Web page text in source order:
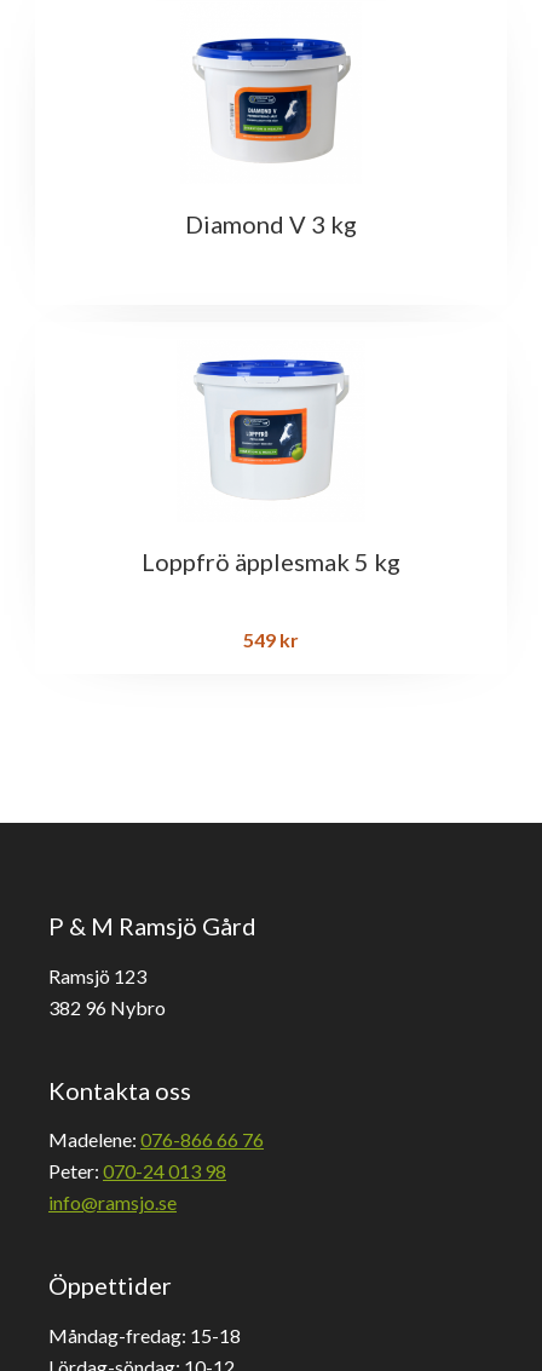
Diamond V 3 kg
Loppfrö äpplesmak 5 kg
549 kr
P & M Ramsjö Gård
Ramsjö 123
382 96 Nybro
Kontakta oss
Madelene: 076-866 66 76
Peter: 070-24 013 98
info@ramsjo.se
Öppettider
Måndag-fredag: 15-18